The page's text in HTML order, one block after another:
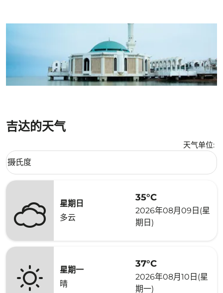
吉达的天气
天气单位:
Weather unit option 摄氏度 Selected
摄氏度
keyboard_arrow_down
星期日
多云
35°C
2026年08月09日(星
期日)
星期一
晴
37°C
2026年08月10日(星
期一)